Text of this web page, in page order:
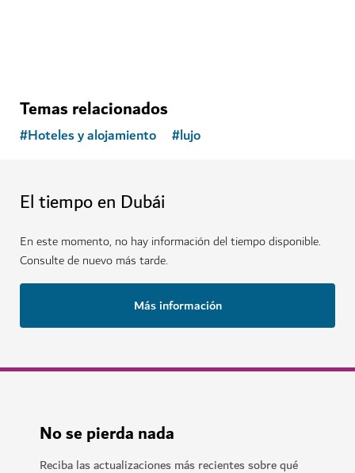
Sumérjase en nuevas profundidades en una piscina
que rompe récords
141RESEÑAS